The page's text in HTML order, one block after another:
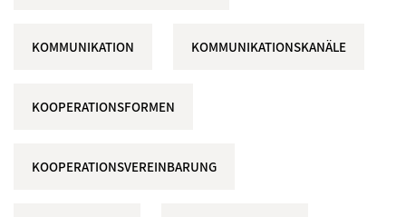
KOMMUNIKATION KOMMUNIKATIONSKANÄLE
KOOPERATIONSFORMEN
KOOPERATIONSVEREINBARUNG